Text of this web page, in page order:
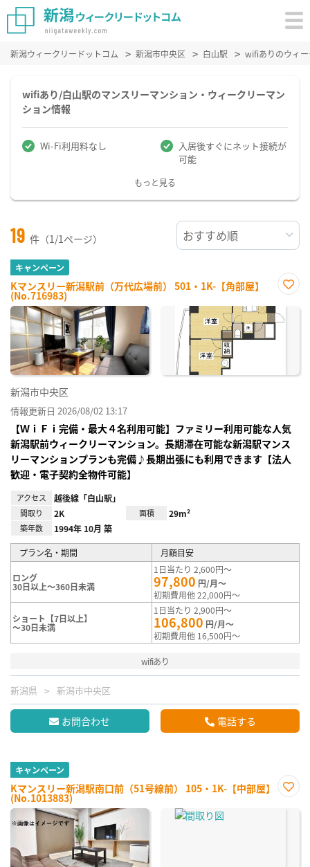
新潟ウィークリードットコム 新潟市中央区 白山駅 wifiありのウィ
wifiあり/白山駅のマンスリーマンション・ウィークリーマン
ション情報
Wi-Fi利用料なし
入居後すぐにネット接続が
可能
もっと見る
19 件（1/1ページ）
キャンペーン
Kマンスリー新潟駅前（万代広場前） 501・1K-【角部屋】
(No.716983)
に入
り登
新潟市中央区
情報更新日 2026/08/02 13:17
【ＷｉＦｉ完備・最大４名利用可能】ファミリー利用可能な人気
新潟駅前ウィークリーマンション。長期滞在可能な新潟駅マンス
リーマンションプランも完備♪長期出張にも利用できます【法人
歓迎・電子契約全物件可能】
アクセス 越後線「白山駅」
間取り 2K 面積 29m²
築年数 1994年 10月 築
プラン名・期間 月額目安
ロング
30日以上～360日未満
1日当たり 2,600円～
97,800 円/月～
初期費用他 22,000円～
ショート【7日以上】
～30日未満
1日当たり 2,900円～
106,800 円/月～
初期費用他 16,500円～
wifiあり
新潟県 新潟市中央区
お問合わせ 電話する
キャンペーン
Kマンスリー新潟駅南口前（51号線前） 105・1K-【中部屋】
(No.1013883)
に入